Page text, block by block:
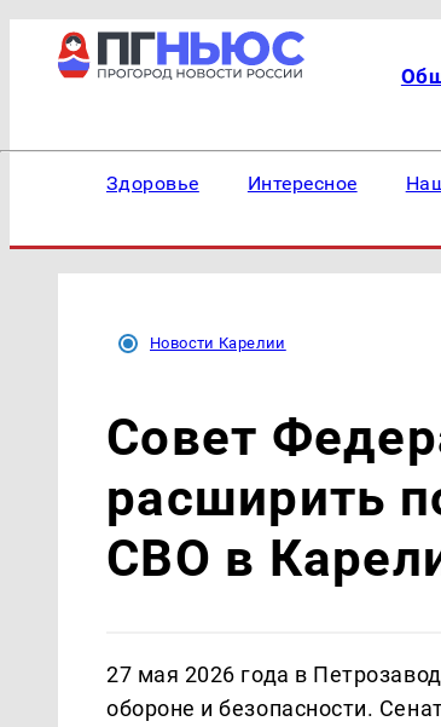
Здоровье Интересное
Новости Карелии
Совет
расширить
СВО в
27 мая 2026 года в
обороне и безопасности.